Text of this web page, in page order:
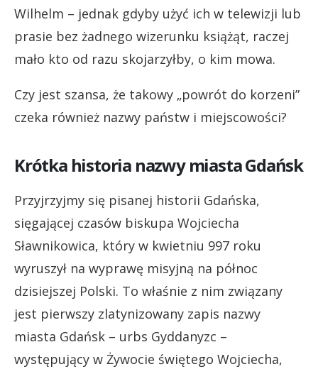
Wilhelm – jednak gdyby użyć ich w telewizji lub
prasie bez żadnego wizerunku książąt, raczej
mało kto od razu skojarzyłby, o kim mowa.
Czy jest szansa, że takowy „powrót do korzeni”
czeka również nazwy państw i miejscowości?
Krótka historia nazwy miasta Gdańsk
Przyjrzyjmy się pisanej historii Gdańska,
sięgającej czasów biskupa Wojciecha
Sławnikowica, który w kwietniu 997 roku
wyruszył na wyprawę misyjną na północ
dzisiejszej Polski. To właśnie z nim związany
jest pierwszy zlatynizowany zapis nazwy
miasta Gdańsk – urbs Gyddanyzc –
występujący w Żywocie świętego Wojciecha,